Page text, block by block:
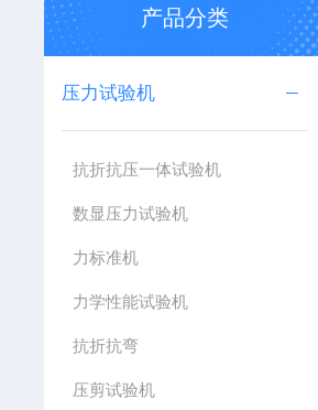
产品分类
压力试验机
抗折抗压一体试验机
数显压力试验机
力标准机
力学性能试验机
抗折抗弯
压剪试验机